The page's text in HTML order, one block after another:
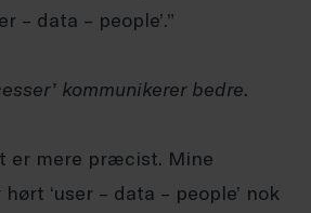
– data – people’.”
kommunikerer bedre.
er mere præcist. Mine
‘user – data – people’ nok